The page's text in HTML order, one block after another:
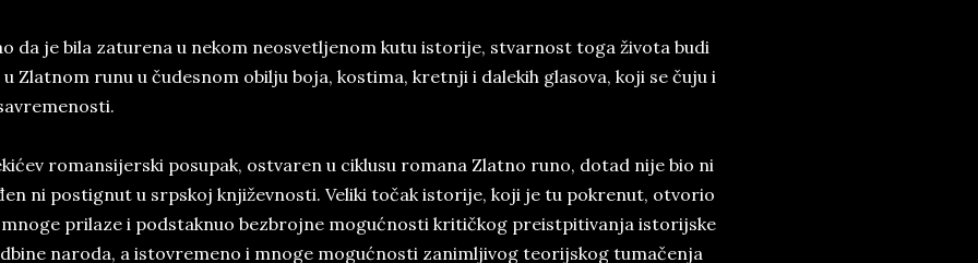
da je bila zaturena u nekom neosvetljenom kutu istorije, stvarnost toga života budi
u Zlatnom runu u čudesnom obilju boja, kostima, kretnji i dalekih glasova, koji se čuju i
romansijerski posupak, ostvaren u ciklusu romana Zlatno runo, dotad nije bio ni
ni postignut u srpskoj književnosti. Veliki točak istorije, koji je tu pokrenut, otvorio
prilaze i podstaknuo bezbrojne mogućnosti kritičkog preistpitivanja istorijske
naroda, a istovremeno i mnoge mogućnosti zanimljivog teorijskog tumačenja